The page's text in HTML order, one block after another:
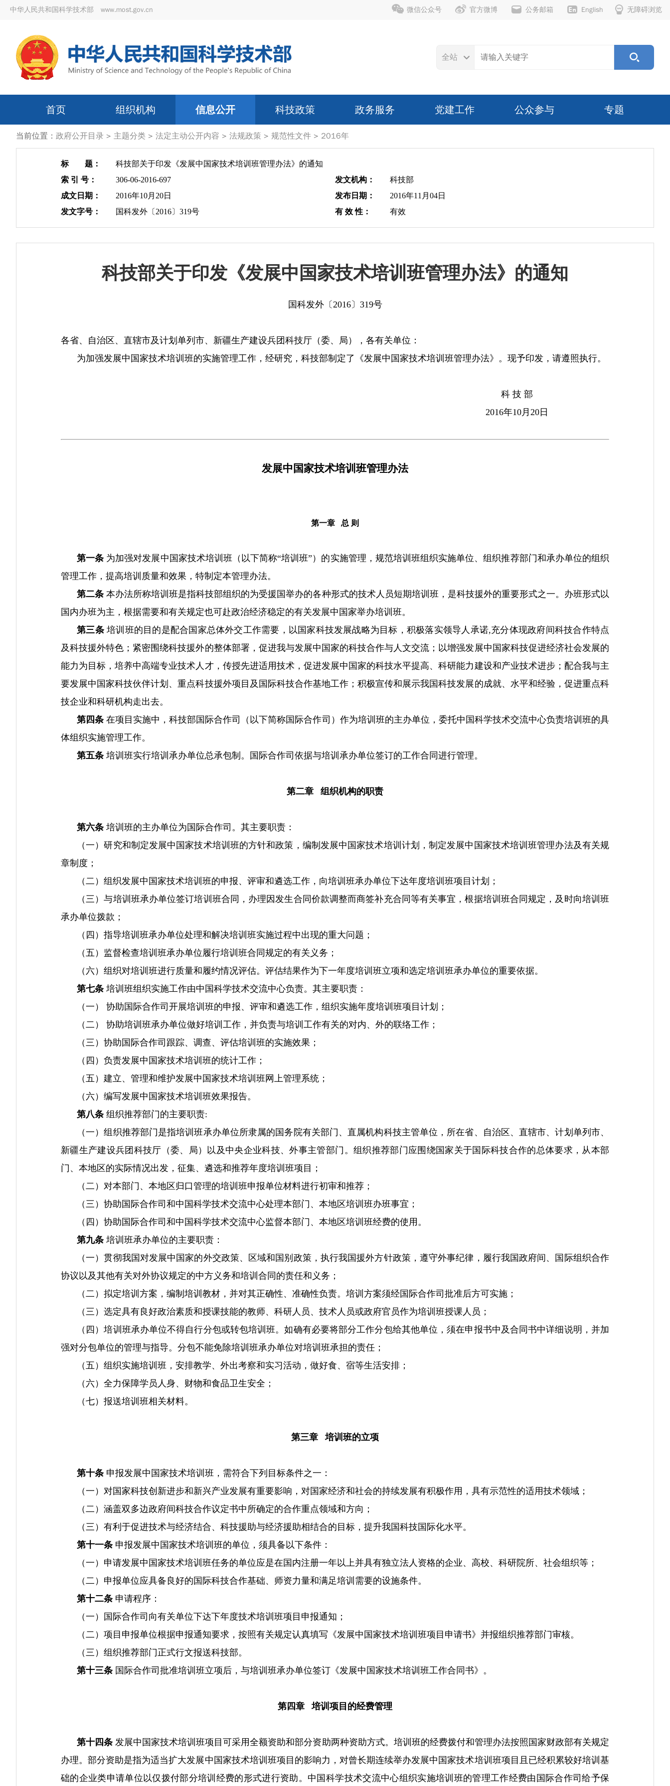
中华人民共和国科学技术部 www.most.gov.cn 无障碍浏览
English
公务邮箱
官方微博
微信公众号
全站
首页 组织机构 信息公开 科技政策 政务服务 党建工作 公众参与 专题
当前位置： 政府公开目录 > 主题分类 > 法定主动公开内容 > 法规政策 > 规范性文件 > 2016年
标 题：
科技部关于印发《发展中国家技术培训班管理办法》的通知
索 引 号：
306-06-2016-697 发文机构：
科技部
成文日期：
2016年10月20日 发布日期：
2016年11月04日
发文字号：
国科发外〔2016〕319号 有 效 性： 有效
科技部关于印发《发展中国家技术培训班管理办法》的通知
国科发外〔2016〕319号
各省、自治区、直辖市及计划单列市、新疆生产建设兵团科技厅（委、局），各有关单位：
为加强发展中国家技术培训班的实施管理工作，经研究，科技部制定了《发展中国家技术培训班管理办法》。现予印发，请遵照执行。
科 技 部
2016年10月20日
发展中国家技术培训班管理办法
第一章 总 则
第一条 为加强对发展中国家技术培训班（以下简称“培训班”）的实施管理，规范培训班组织实施单位、组织推荐部门和承办单位的组织
管理工作，提高培训质量和效果，特制定本管理办法。
第二条 本办法所称培训班是指科技部组织的为受援国举办的各种形式的技术人员短期培训班，是科技援外的重要形式之一。办班形式以
国内办班为主，根据需要和有关规定也可赴政治经济稳定的有关发展中国家举办培训班。
第三条培训班的目的是配合国家总体外交工作需要，以国家科技发展战略为目标，积极落实领导人承诺,充分体现政府间科技合作特点
及科技援外特色；紧密围绕科技援外的整体部署，促进我与发展中国家的科技合作与人文交流；以增强发展中国家科技促进经济社会发展的
能力为目标，培养中高端专业技术人才，传授先进适用技术，促进发展中国家的科技水平提高、科研能力建设和产业技术进步；配合我与主
要发展中国家科技伙伴计划、重点科技援外项目及国际科技合作基地工作；积极宣传和展示我国科技发展的成就、水平和经验，促进重点科
技企业和科研机构走出去。
第四条 在项目实施中，科技部国际合作司（以下简称国际合作司）作为培训班的主办单位，委托中国科学技术交流中心负责培训班的具
体组织实施管理工作。
第五条 培训班实行培训承办单位总承包制。国际合作司依据与培训承办单位签订的工作合同进行管理。
第二章 组织机构的职责
第六条 培训班的主办单位为国际合作司。其主要职责：
（一）研究和制定发展中国家技术培训班的方针和政策，编制发展中国家技术培训计划，制定发展中国家技术培训班管理办法及有关规
章制度；
（二）组织发展中国家技术培训班的申报、评审和遴选工作，向培训班承办单位下达年度培训班项目计划；
（三）与培训班承办单位签订培训班合同，办理因发生合同价款调整而商签补充合同等有关事宜，根据培训班合同规定，及时向培训班
承办单位拨款；
（四）指导培训班承办单位处理和解决培训班实施过程中出现的重大问题；
（五）监督检查培训班承办单位履行培训班合同规定的有关义务；
（六）组织对培训班进行质量和履约情况评估。评估结果作为下一年度培训班立项和选定培训班承办单位的重要依据。
第七条 培训班组织实施工作由中国科学技术交流中心负责。其主要职责：
（一） 协助国际合作司开展培训班的申报、评审和遴选工作，组织实施年度培训班项目计划；
（二） 协助培训班承办单位做好培训工作，并负责与培训工作有关的对内、外的联络工作；
（三）协助国际合作司跟踪、调查、评估培训班的实施效果；
（四）负责发展中国家技术培训班的统计工作；
（五）建立、管理和维护发展中国家技术培训班网上管理系统；
（六）编写发展中国家技术培训班效果报告。
第八条 组织推荐部门的主要职责:
（一）组织推荐部门是指培训班承办单位所隶属的国务院有关部门、直属机构科技主管单位，所在省、自治区、直辖市、计划单列市、
新疆生产建设兵团科技厅（委、局）以及中央企业科技、外事主管部门。组织推荐部门应围绕国家关于国际科技合作的总体要求，从本部
门、本地区的实际情况出发，征集、遴选和推荐年度培训班项目；
（二）对本部门、本地区归口管理的培训班申报单位材料进行初审和推荐；
（三）协助国际合作司和中国科学技术交流中心处理本部门、本地区培训班办班事宜；
（四）协助国际合作司和中国科学技术交流中心监督本部门、本地区培训班经费的使用。
第九条 培训班承办单位的主要职责：
（一）贯彻我国对发展中国家的外交政策、区域和国别政策，执行我国援外方针政策，遵守外事纪律，履行我国政府间、国际组织合作
协议以及其他有关对外协议规定的中方义务和培训合同的责任和义务；
（二）拟定培训方案，编制培训教材，并对其正确性、准确性负责。培训方案须经国际合作司批准后方可实施；
（三）选定具有良好政治素质和授课技能的教师、科研人员、技术人员或政府官员作为培训班授课人员；
（四）培训班承办单位不得自行分包或转包培训班。如确有必要将部分工作分包给其他单位，须在申报书中及合同书中详细说明，并加
强对分包单位的管理与指导。分包不能免除培训班承办单位对培训班承担的责任；
（五）组织实施培训班，安排教学、外出考察和实习活动，做好食、宿等生活安排；
（六）全力保障学员人身、财物和食品卫生安全；
（七）报送培训班相关材料。
第三章 培训班的立项
第十条 申报发展中国家技术培训班，需符合下列目标条件之一：
（一）对国家科技创新进步和新兴产业发展有重要影响，对国家经济和社会的持续发展有积极作用，具有示范性的适用技术领域；
（二）涵盖双多边政府间科技合作议定书中所确定的合作重点领域和方向；
（三）有利于促进技术与经济结合、科技援助与经济援助相结合的目标，提升我国科技国际化水平。
第十一条 申报发展中国家技术培训班的单位，须具备以下条件：
（一）申请发展中国家技术培训班任务的单位应是在国内注册一年以上并具有独立法人资格的企业、高校、科研院所、社会组织等；
（二）申报单位应具备良好的国际科技合作基础、师资力量和满足培训需要的设施条件。
第十二条 申请程序：
（一）国际合作司向有关单位下达下年度技术培训班项目申报通知；
（二）项目申报单位根据申报通知要求，按照有关规定认真填写《发展中国家技术培训班项目申请书》并报组织推荐部门审核。
（三）组织推荐部门正式行文报送科技部。
第十三条 国际合作司批准培训班立项后，与培训班承办单位签订《发展中国家技术培训班工作合同书》。
第四章 培训项目的经费管理
第十四条 发展中国家技术培训班项目可采用全额资助和部分资助两种资助方式。培训班的经费拨付和管理办法按照国家财政部有关规定
办理。部分资助是指为适当扩大发展中国家技术培训班项目的影响力，对曾长期连续举办发展中国家技术培训班项目且已经积累较好培训基
础的企业类申请单位以仅拨付部分培训经费的形式进行资助。中国科学技术交流中心组织实施培训班的管理工作经费由国际合作司给予保